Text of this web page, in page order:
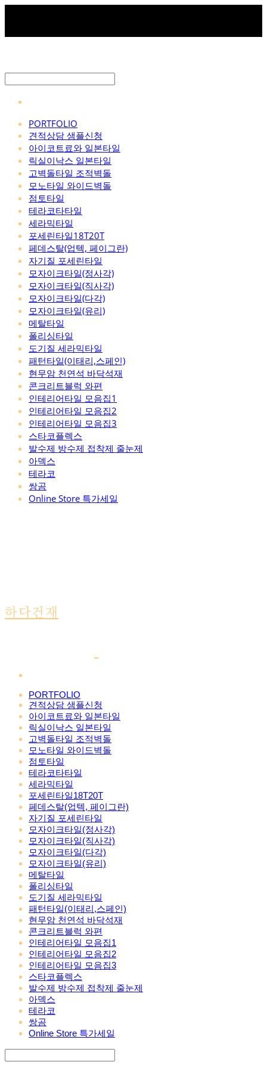
PORTFOLIO
견적상담 샘플신청
아이코트료와 일본타일
릭실이낙스 일본타일
고벽돌타일 조적벽돌
모노타일 와이드벽돌
점토타일
테라코타타일
세라믹타일
포세린타일18T20T
페데스탈(업텍, 페이그란)
자기질 포세린타일
모자이크타일(정사각)
모자이크타일(직사각)
모자이크타일(다각)
모자이크타일(유리)
메탈타일
폴리싱타일
도기질 세라믹타일
패턴타일(이태리,스페인)
현무암 천연석 바닥석재
콘크리트블럭 와편
인테리어타일 모음집1
인테리어타일 모음집2
인테리어타일 모음집3
스타코플렉스
발수제 방수제 접착제 줄눈제
아덱스
테라코
쌍곰
Online Store 특가세일
하다건재
PORTFOLIO
견적상담 샘플신청
아이코트료와 일본타일
릭실이낙스 일본타일
고벽돌타일 조적벽돌
모노타일 와이드벽돌
점토타일
테라코타타일
세라믹타일
포세린타일18T20T
페데스탈(업텍, 페이그란)
자기질 포세린타일
모자이크타일(정사각)
모자이크타일(직사각)
모자이크타일(다각)
모자이크타일(유리)
메탈타일
폴리싱타일
도기질 세라믹타일
패턴타일(이태리,스페인)
현무암 천연석 바닥석재
콘크리트블럭 와편
인테리어타일 모음집1
인테리어타일 모음집2
인테리어타일 모음집3
스타코플렉스
발수제 방수제 접착제 줄눈제
아덱스
테라코
쌍곰
Online Store 특가세일